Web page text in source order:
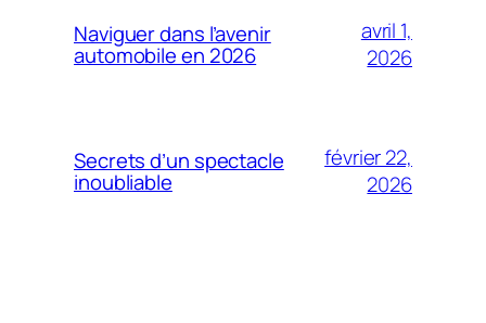
Naviguer dans l’avenir
automobile en 2026
avril 1,
2026
Secrets d’un spectacle
inoubliable
février 22,
2026